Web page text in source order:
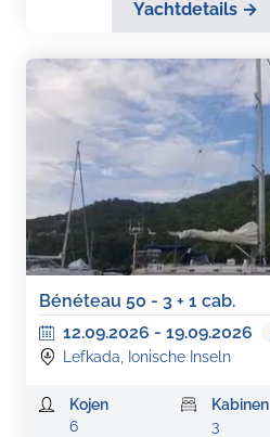
Yachtdetails →
Bénéteau 50 - 3 + 1 cab.
12.09.2026 - 19.09.2026
Lefkada, Ionische Inseln
Kojen
6
Kabinen
3